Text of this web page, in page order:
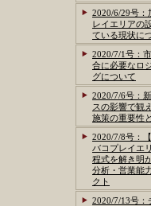
2020/6/29号：
レイエリアの
ている現状に
2020/7/1号：
合に必要なロ
グについて
2020/7/6号：
スの影響で観
施策の重要性
2020/7/8号：
バコプレイエ
程式を解き明
分析・営業能
クト
2020/7/13号：